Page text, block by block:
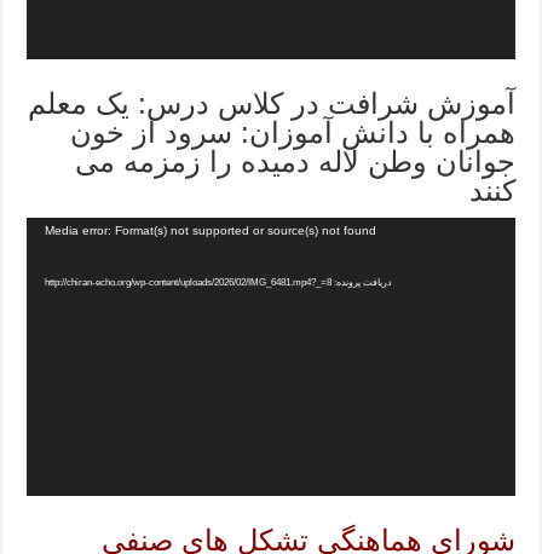
آموزش شرافت در کلاس درس: یک معلم
همراه با دانش آموزان: سرود از خون
جوانان وطن لاله دمیده را زمزمه می
کنند
Media error: Format(s) not supported or source(s) not found
دریافت پرونده: http://chiran-echo.org/wp-content/uploads/2026/02/IMG_6481.mp4?_=8
شورای هماهنگی تشکل های صنفی